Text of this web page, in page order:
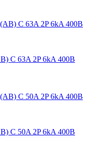
C 63A 2P 6kA 400В
C 50A 2P 6kA 400В